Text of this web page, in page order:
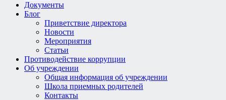
Документы
Блог
Приветствие директора
Новости
Мероприятия
Статьи
Противодействие коррупции
Об учреждении
Общая информация об учреждении
Школа приемных родителей
Контакты